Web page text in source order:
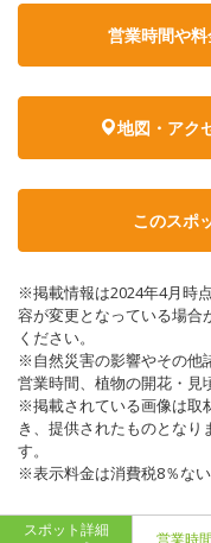
営業時間や
地図・アク
このスポ
※掲載情報は2024年4月時
容が変更となっている場合
ください。
※自然災害の影響やその他
営業時間、植物の開花・見
※掲載されている画像は取
き、提供されたものとな
す。
※表示料金は消費税8％ない
スポット詳細
営業時